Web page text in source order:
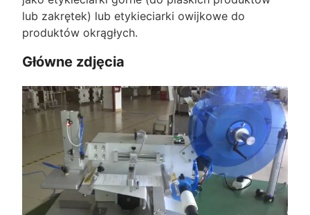
lub zakrętek) lub etykieciarki owijkowe do
produktów okrągłych.
Główne zdjęcia